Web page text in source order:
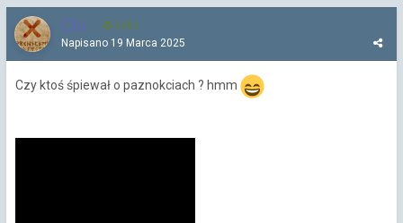
Chi 4 252
Napisano 19 Marca 2025
Czy ktoś śpiewał o paznokciach ? hmm